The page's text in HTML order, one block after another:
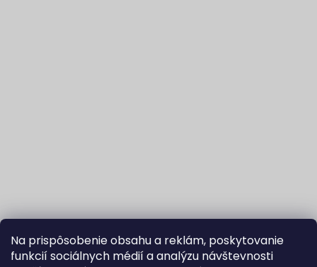
Na prispôsobenie obsahu a reklám, poskytovanie
funkcií sociálnych médií a analýzu návštevnosti